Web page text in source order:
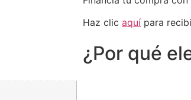
Haz clic aquí para
¿Por qué